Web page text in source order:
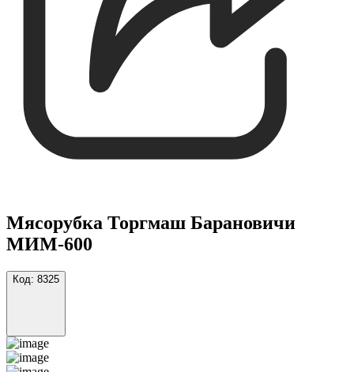
Мясорубка Торгмаш Барановичи
МИМ-600
Код: 8325